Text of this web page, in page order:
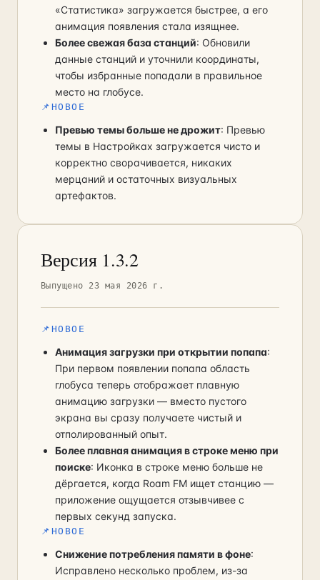
«Статистика» загружается быстрее, а его
анимация появления стала изящнее.
Более свежая база станций: Обновили
данные станций и уточнили координаты,
чтобы избранные попадали в правильное
место на глобусе.
📌 НОВОЕ
Превью темы больше не дрожит: Превью
темы в Настройках загружается чисто и
корректно сворачивается, никаких
мерцаний и остаточных визуальных
артефактов.
Версия 1.3.2
Выпущено 23 мая 2026 г.
📌 НОВОЕ
Анимация загрузки при открытии попапа:
При первом появлении попапа область
глобуса теперь отображает плавную
анимацию загрузки — вместо пустого
экрана вы сразу получаете чистый и
отполированный опыт.
Более плавная анимация в строке меню при
поиске: Иконка в строке меню больше не
дёргается, когда Roam FM ищет станцию —
приложение ощущается отзывчивее с
первых секунд запуска.
📌 НОВОЕ
Снижение потребления памяти в фоне:
Исправлено несколько проблем, из-за